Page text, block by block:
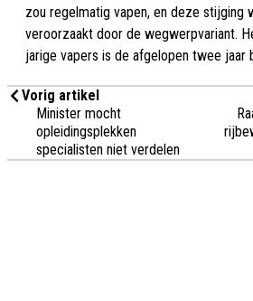
zou regelmatig vapen, en deze stijging
veroorzaakt door de wegwerpvariant.
jarige vapers is de afgelopen twee jaar
Vorig artikel
Minister mocht
opleidingsplekken
specialisten niet verdelen